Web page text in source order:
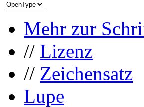
Mehr zur
// Lizenz
// Zeichensatz
Lupe